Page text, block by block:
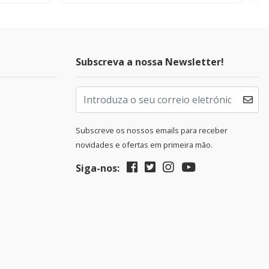
Subscreva a nossa Newsletter!
Subscreve os nossos emails para receber
novidades e ofertas em primeira mão.
Siga-nos: